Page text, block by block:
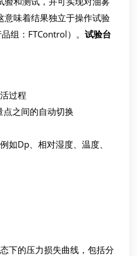
意味着结果独立于操作试验
组：FTControl）。 试验台
过程
之间的自动切换
如Dp、相对湿度、温度、
下的压力损失曲线，包括分